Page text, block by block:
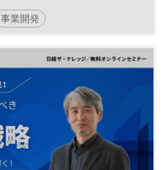
事業開発
サステナビリティ 脱炭素